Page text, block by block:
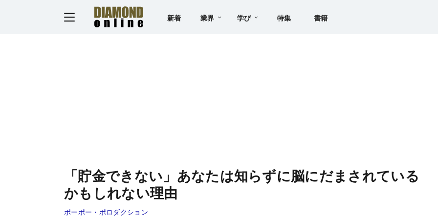
新着 業界 学び 特集 書籍
「貯金できない」あなたは知らずに脳にだまされている
かもしれない理由
ポーポー・ポロダクション